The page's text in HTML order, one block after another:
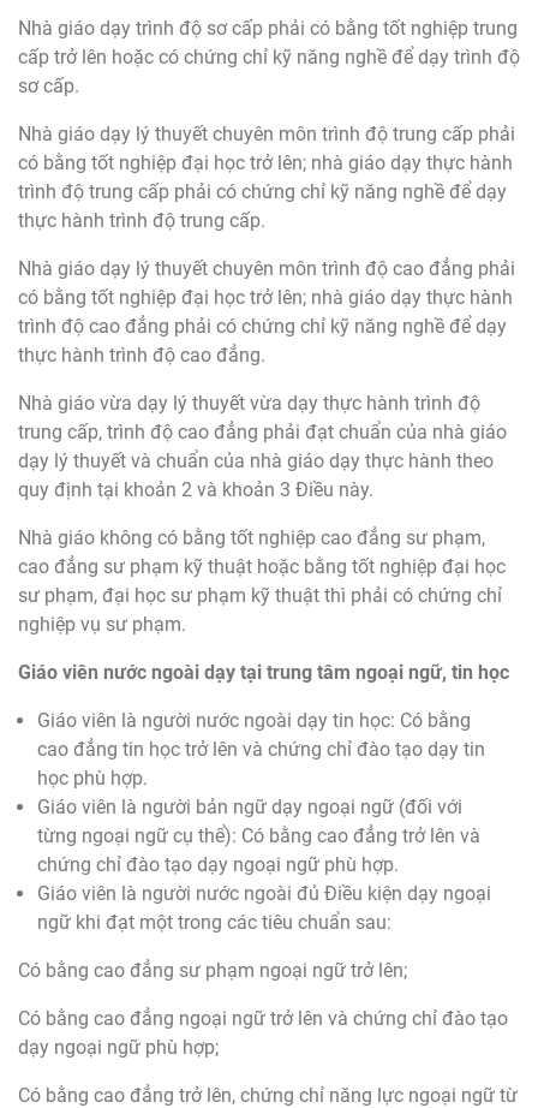
Nhà giáo dạy trình độ sơ cấp phải có bằng tốt nghiệp trung
cấp trở lên hoặc có chứng chỉ kỹ năng nghề để dạy trình độ
sơ cấp.
Nhà giáo dạy lý thuyết chuyên môn trình độ trung cấp phải
có bằng tốt nghiệp đại học trở lên; nhà giáo dạy thực hành
trình độ trung cấp phải có chứng chỉ kỹ năng nghề để dạy
thực hành trình độ trung cấp.
Nhà giáo dạy lý thuyết chuyên môn trình độ cao đẳng phải
có bằng tốt nghiệp đại học trở lên; nhà giáo dạy thực hành
trình độ cao đẳng phải có chứng chỉ kỹ năng nghề để dạy
thực hành trình độ cao đẳng.
Nhà giáo vừa dạy lý thuyết vừa dạy thực hành trình độ
trung cấp, trình độ cao đẳng phải đạt chuẩn của nhà giáo
dạy lý thuyết và chuẩn của nhà giáo dạy thực hành theo
quy định tại khoản 2 và khoản 3 Điều này.
Nhà giáo không có bằng tốt nghiệp cao đẳng sư phạm,
cao đẳng sư phạm kỹ thuật hoặc bằng tốt nghiệp đại học
sư phạm, đại học sư phạm kỹ thuật thì phải có chứng chỉ
nghiệp vụ sư phạm.
Giáo viên nước ngoài dạy tại trung tâm ngoại ngữ, tin học
Giáo viên là người nước ngoài dạy tin học: Có bằng
cao đẳng tin học trở lên và chứng chỉ đào tạo dạy tin
học phù hợp.
Giáo viên là người bản ngữ dạy ngoại ngữ (đối với
từng ngoại ngữ cụ thể): Có bằng cao đẳng trở lên và
chứng chỉ đào tạo dạy ngoại ngữ phù hợp.
Giáo viên là người nước ngoài đủ Điều kiện dạy ngoại
ngữ khi đạt một trong các tiêu chuẩn sau:
Có bằng cao đẳng sư phạm ngoại ngữ trở lên;
Có bằng cao đẳng ngoại ngữ trở lên và chứng chỉ đào tạo
dạy ngoại ngữ phù hợp;
Có bằng cao đẳng trở lên, chứng chỉ năng lực ngoại ngữ từ